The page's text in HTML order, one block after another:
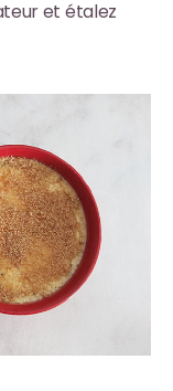
et étalez